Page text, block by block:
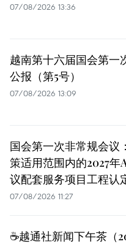
07/08/2026 13:36
越南第十六届国会第一
公报（第5号）
07/08/2026 13:09
国会第一次非常规会议
策适用范围内的2027年
议配套服务项目工程认
07/08/2026 11:27
☕️越通社新闻下午茶（